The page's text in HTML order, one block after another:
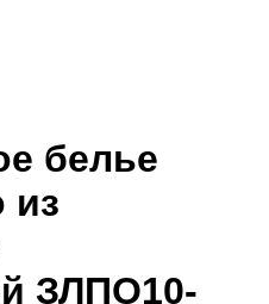
белье
из
ЗЛПО10-